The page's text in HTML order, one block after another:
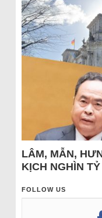
LÂM, MẪN,
KỊCH NGHÌN
FOLLOW US